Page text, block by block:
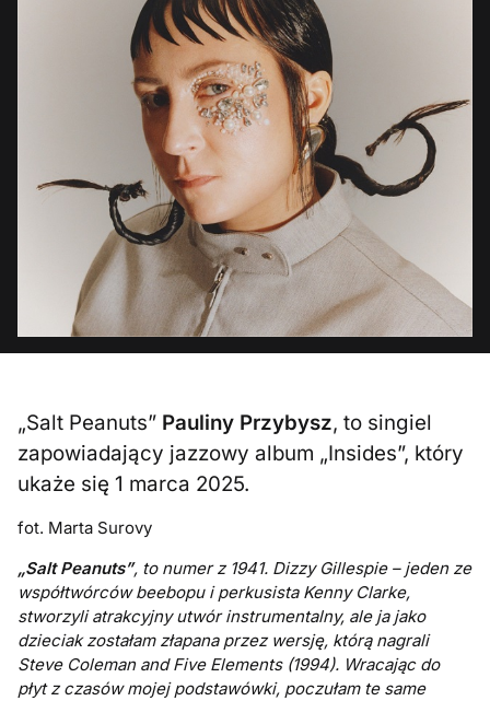
„Salt Peanuts” Pauliny Przybysz, to singiel
zapowiadający jazzowy album „Insides”, który
ukaże się 1 marca 2025.
fot. Marta Surovy
„Salt Peanuts”, to numer z 1941. Dizzy Gillespie – jeden ze
współtwórców beebopu i perkusista Kenny Clarke,
stworzyli atrakcyjny utwór instrumentalny, ale ja jako
dzieciak zostałam złapana przez wersję, którą nagrali
Steve Coleman and Five Elements (1994). Wracając do
płyt z czasów mojej podstawówki, poczułam te same